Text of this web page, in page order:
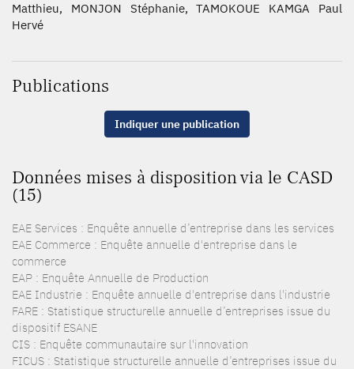
Matthieu, MONJON Stéphanie, TAMOKOUE KAMGA Paul
Hervé
Publications
Indiquer une publication
Données mises à disposition via le CASD
(15)
EAE Services : Enquête annuelle d’entreprise dans les services
EAE Commerce : Enquête annuelle d'entreprise dans le
commerce
EAP : Enquête Annuelle de Production
EAE Industrie : Enquête annuelle d'entreprise dans l'industrie
FARE : Statistique structurelle annuelle d’entreprises issue du
dispositif ESANE
CIS : Enquête communautaire sur l'innovation
FICUS : Statistique structurelle annuelle d’entreprises issue du